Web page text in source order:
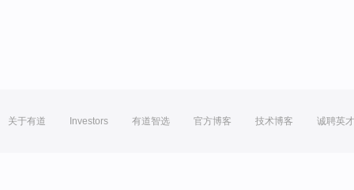
关于有道 Investors 有道智选 官方博客 技术博客 诚聘英才